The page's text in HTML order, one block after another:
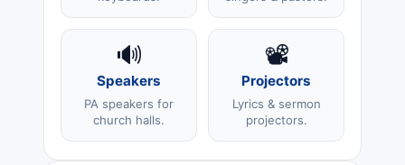
🔊
Speakers
PA speakers for
church halls.
📽️
Projectors
Lyrics & sermon
projectors.